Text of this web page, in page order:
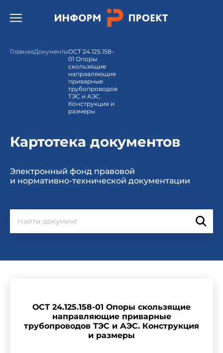
Открыть бургер меню.
ГлавнаяДокументыОСТ 24.125.158-
01 Опоры
скользящие
направляющие
приварные
трубопроводов
ТЭС и АЭС.
Конструкция и
размеры
Картотека документов
Электронный фонд правовой
и нормативно-технической документации
ОСТ 24.125.158-01 Опоры скользящие
направляющие приварные
трубопроводов ТЭС и АЭС. Конструкция
и размеры